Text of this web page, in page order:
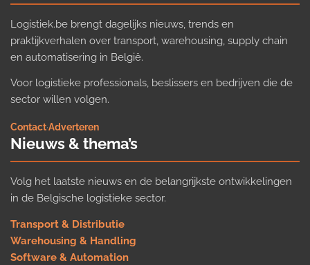
Logistiek.be brengt dagelijks nieuws, trends en
praktijkverhalen over transport, warehousing, supply chain
en automatisering in België.
Voor logistieke professionals, beslissers en bedrijven die de
sector willen volgen.
Contact·Adverteren
Nieuws & thema’s
Volg het laatste nieuws en de belangrijkste ontwikkelingen
in de Belgische logistieke sector.
Transport & Distributie
Warehousing & Handling
Software & Automation